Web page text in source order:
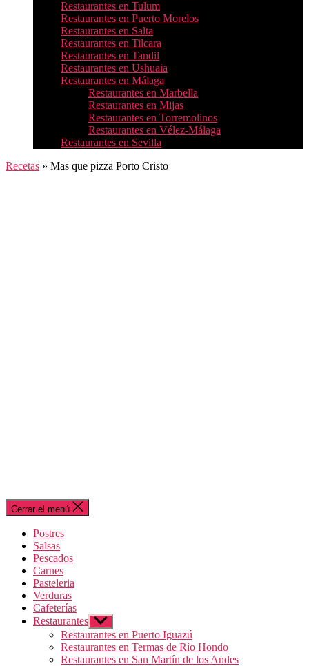
Restaurantes en Tulum
Restaurantes en Puerto Morelos
Restaurantes en Salta
Restaurantes en Tilcara
Restaurantes en Tandil
Restaurantes en Ushuaia
Restaurantes en Málaga
Restaurantes en Marbella
Restaurantes en Mijas
Restaurantes en Torremolinos
Restaurantes en Vélez-Málaga
Restaurantes en Sevilla
Recetas » Mas que pizza Porto Cristo
Cerrar el menú
Postres
Salsas
Pescados
Carnes
Pasteleria
Verduras
Cafeterías
Restaurantes Mostrar
el
submenú
Restaurantes en Puerto Iguazú
Restaurantes en Termas de Río Hondo
Restaurantes en San Martín de los Andes